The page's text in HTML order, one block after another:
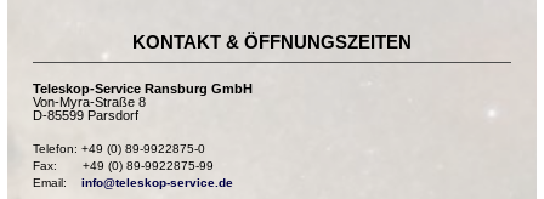
KONTAKT & ÖFFNUNGSZEITEN
Teleskop-Service Ransburg GmbH
Von-Myra-Straße 8
D-85599 Parsdorf
Telefon: +49 (0) 89-9922875-0
Fax:       +49 (0) 89-9922875-99
Email: info@teleskop-service.de